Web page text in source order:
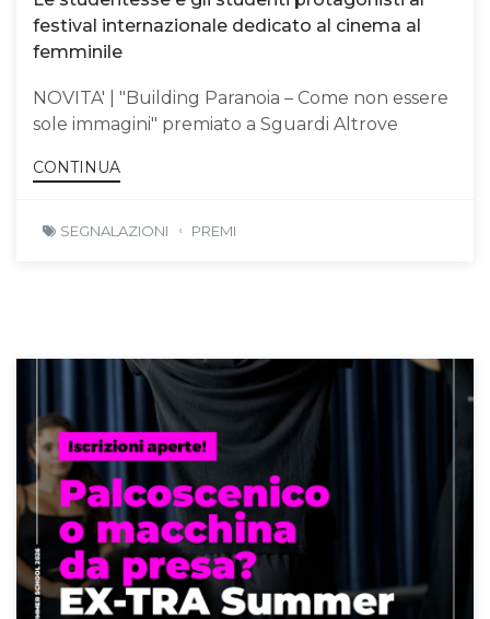
festival internazionale dedicato al cinema al
femminile
NOVITA' | "Building Paranoia – Come non essere
sole immagini" premiato a Sguardi Altrove
CONTINUA
SEGNALAZIONI PREMI